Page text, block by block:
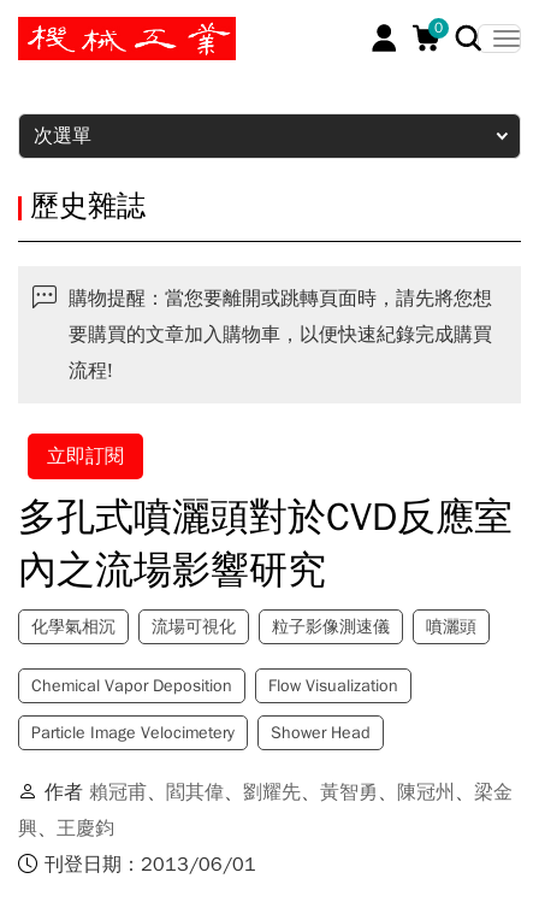
0
暫停
次選單
歷史雜誌
購物提醒：當您要離開或跳轉頁面時，請先將您想
要購買的文章加入購物車，以便快速紀錄完成購買
流程!
立即訂閱
多孔式噴灑頭對於CVD反應室
內之流場影響研究
化學氣相沉 流場可視化 粒子影像測速儀 噴灑頭
Chemical Vapor Deposition Flow Visualization
Particle Image Velocimetery Shower Head
作者 賴冠甫、 閻其偉、 劉耀先、 黃智勇 、 陳冠州 、 梁金
興、 王慶鈞
刊登日期：2013/06/01